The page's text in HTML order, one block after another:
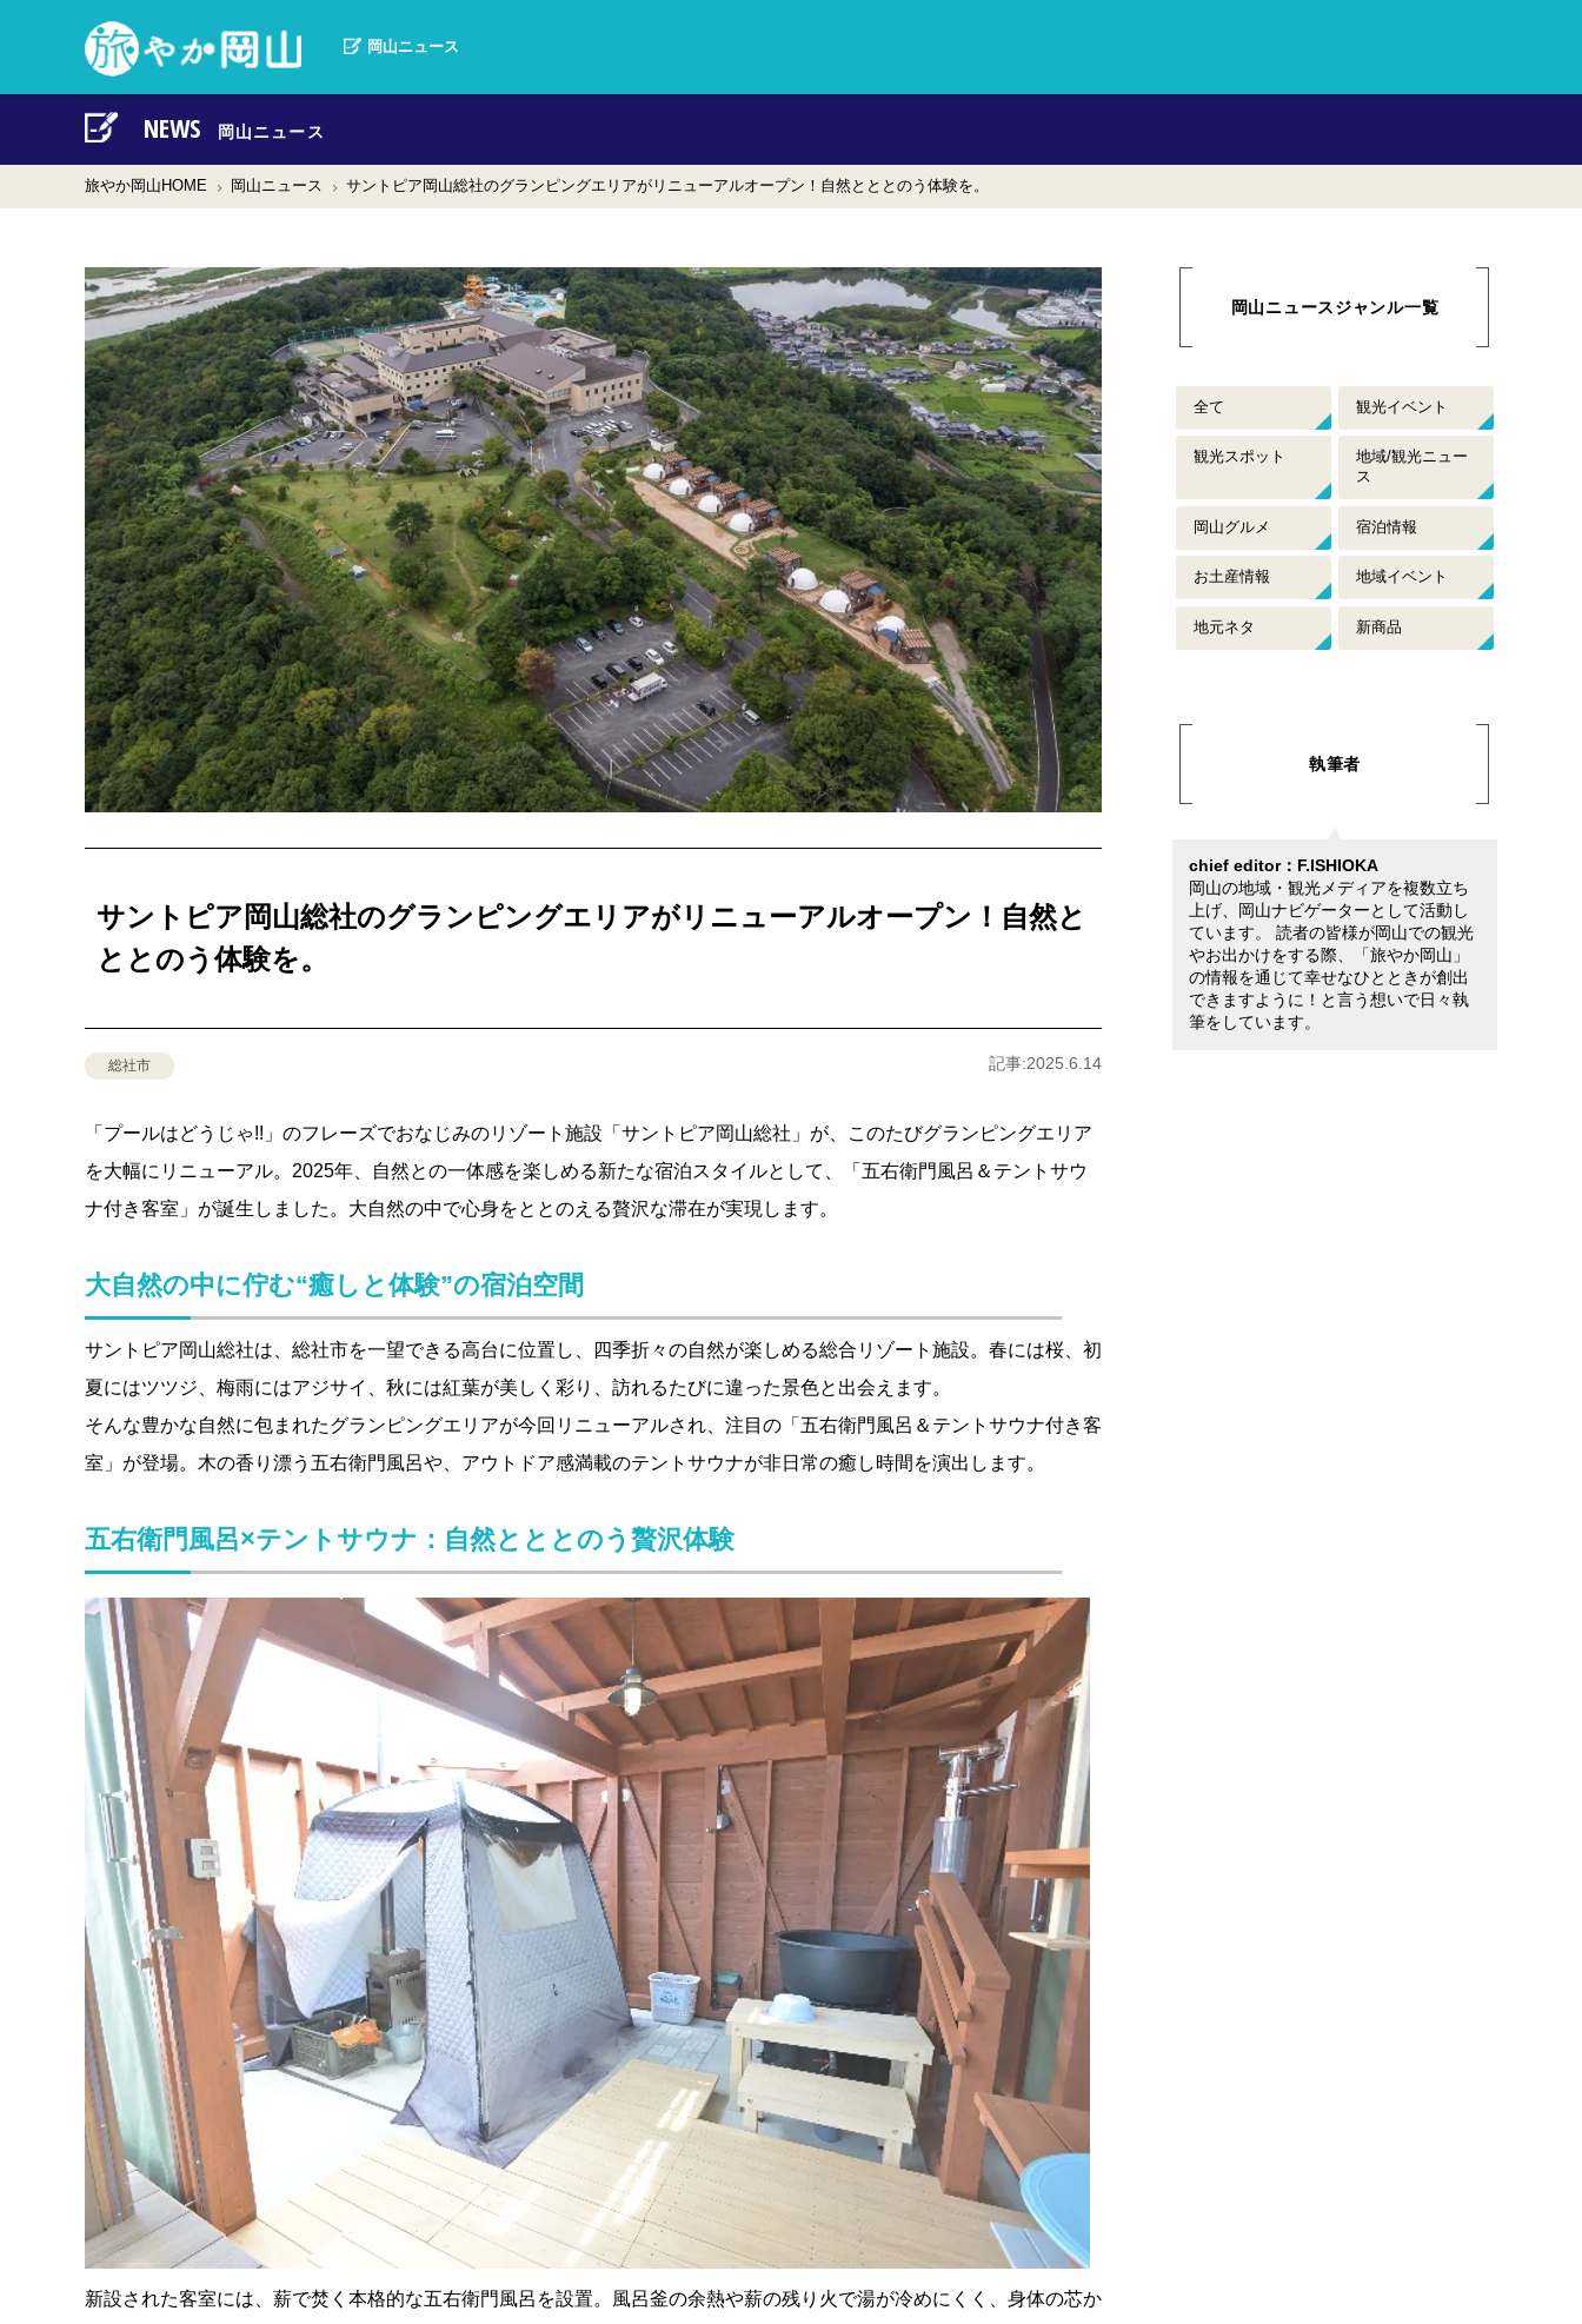
岡山の観光・地域情報サイト旅やか岡山。岡山のおすすめイベント情報
岡山ニュース
NEWS 岡山ニュース
旅やか岡山HOME 岡山ニュース サントピア岡山総社のグランピングエリアがリニューアルオープン！自然とととのう体験を。
サントピア岡山総社のグランピングエリアがリニューアルオープン！自然と
ととのう体験を。
記事:2025.6.14
総社市
「プールはどうじゃ!!」のフレーズでおなじみのリゾート施設「サントピア岡山総社」が、このたびグランピングエリア
を大幅にリニューアル。2025年、自然との一体感を楽しめる新たな宿泊スタイルとして、「五右衛門風呂＆テントサウ
ナ付き客室」が誕生しました。大自然の中で心身をととのえる贅沢な滞在が実現します。
大自然の中に佇む“癒しと体験”の宿泊空間
サントピア岡山総社は、総社市を一望できる高台に位置し、四季折々の自然が楽しめる総合リゾート施設。春には桜、初
夏にはツツジ、梅雨にはアジサイ、秋には紅葉が美しく彩り、訪れるたびに違った景色と出会えます。
そんな豊かな自然に包まれたグランピングエリアが今回リニューアルされ、注目の「五右衛門風呂＆テントサウナ付き客
室」が登場。木の香り漂う五右衛門風呂や、アウトドア感満載のテントサウナが非日常の癒し時間を演出します。
五右衛門風呂×テントサウナ：自然とととのう贅沢体験
新設された客室には、薪で焚く本格的な五右衛門風呂を設置。風呂釜の余熱や薪の残り火で湯が冷めにくく、身体の芯か
岡山ニュースジャンル一覧
全て 観光イベント
観光スポット
地域/観光ニュー
ス
岡山グルメ 宿泊情報
お土産情報 地域イベント
地元ネタ 新商品
執筆者
chief editor：F.ISHIOKA
岡山の地域・観光メディアを複数立ち
上げ、岡山ナビゲーターとして活動し
ています。 読者の皆様が岡山での観光
やお出かけをする際、「旅やか岡山」
の情報を通じて幸せなひとときが創出
できますように！と言う想いで日々執
筆をしています。